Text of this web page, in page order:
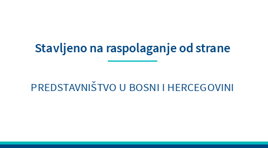
Stavljeno na raspolaganje od strane
PREDSTAVNIŠTVO U BOSNI I HERCEGOVINI